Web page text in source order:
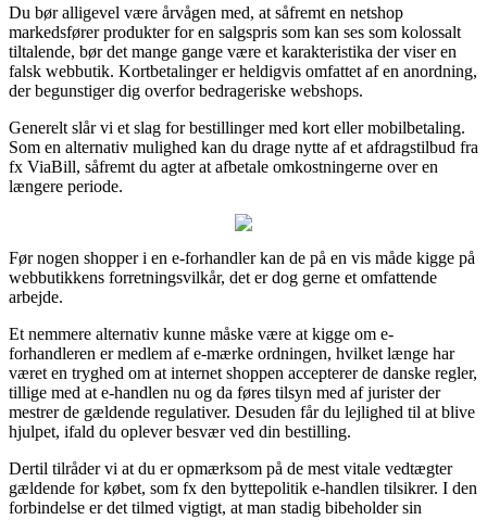
Du bør alligevel være årvågen med, at såfremt en netshop
markedsfører produkter for en salgspris som kan ses som kolossalt
tiltalende, bør det mange gange være et karakteristika der viser en
falsk webbutik. Kortbetalinger er heldigvis omfattet af en anordning,
der begunstiger dig overfor bedrageriske webshops.
Generelt slår vi et slag for bestillinger med kort eller mobilbetaling.
Som en alternativ mulighed kan du drage nytte af et afdragstilbud fra
fx ViaBill, såfremt du agter at afbetale omkostningerne over en
længere periode.
Før nogen shopper i en e-forhandler kan de på en vis måde kigge på
webbutikkens forretningsvilkår, det er dog gerne et omfattende
arbejde.
Et nemmere alternativ kunne måske være at kigge om e-
forhandleren er medlem af e-mærke ordningen, hvilket længe har
været en tryghed om at internet shoppen accepterer de danske regler,
tillige med at e-handlen nu og da føres tilsyn med af jurister der
mestrer de gældende regulativer. Desuden får du lejlighed til at blive
hjulpet, ifald du oplever besvær ved din bestilling.
Dertil tilråder vi at du er opmærksom på de mest vitale vedtægter
gældende for købet, som fx den byttepolitik e-handlen tilsikrer. I den
forbindelse er det tilmed vigtigt, at man stadig bibeholder sin